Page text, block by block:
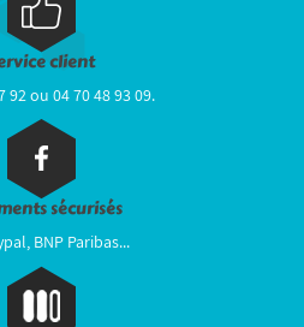
client
92 ou 04 70 48 93 09.
sécurisés
BNP Paribas...